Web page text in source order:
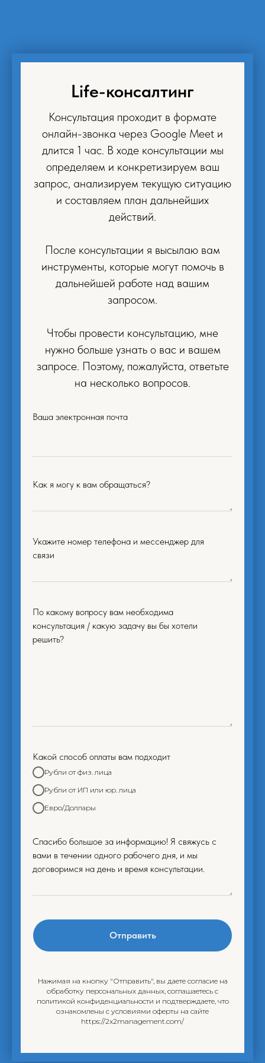
Life-консалтинг
Консультация проходит в формате
онлайн-звонка через Google Meet и
длится 1 час. В ходе консультации мы
определяем и конкретизируем ваш
запрос, анализируем текущую ситуацию
и составляем план дальнейших
действий.
После консультации я высылаю вам
инструменты, которые могут помочь в
дальнейшей работе над вашим
запросом.
Чтобы провести консультацию, мне
нужно больше узнать о вас и вашем
запросе. Поэтому, пожалуйста, ответьте
на несколько вопросов.
Ваша электронная почта
Как я могу к вам обращаться?
Укажите номер телефона и мессенджер для
связи
По какому вопросу вам необходима
консультация / какую задачу вы бы хотели
решить?
Какой способ оплаты вам подходит
Рубли от физ. лица
Рубли от ИП или юр. лица
Евро/Доллары
Спасибо большое за информацию! Я свяжусь с
вами в течении одного рабочего дня, и мы
договоримся на день и время консультации.
Отправить
Нажимая на кнопку "Отправить", вы даете согласие на
обработку персональных данных, соглашаетесь c
политикой конфиденциальности и подтверждаете, что
ознакомлены с условиями оферты на сайте
https://2x2management.com/